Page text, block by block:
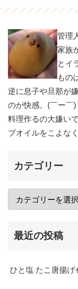
管理
家族
とイ
もの
逆に息子や旦那が
のが快感。(￣ー￣)
料理作るの大嫌い
ブオイルをこよな
カテゴリー
最近の投稿
ひと塩 たこ唐揚げ